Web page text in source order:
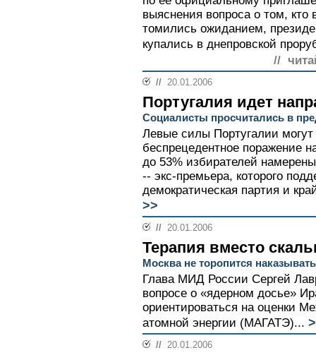
выяснения вопроса о том, кто
томились ожиданием,
купались в днепровской
//
// 20.01.2006
Португалия идет
Социалисты просчитались в
Левые силы Португалии могут
беспрецедентное поражение
до 53% избирателей
-- экс-премьера, которого
демократическая партия и
>>
// 20.01.2006
Терапия вместо
Москва не торопится
Глава МИД России Сергей
вопросе о «ядерном досье»
ориентироваться на оценки
атомной энергии (МАГАТЭ)...
// 20.01.2006